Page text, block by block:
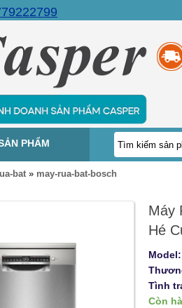
PHẨM
bat » may-rua-bat-bosch
Máy
Hé
Model:
Tình
Còn